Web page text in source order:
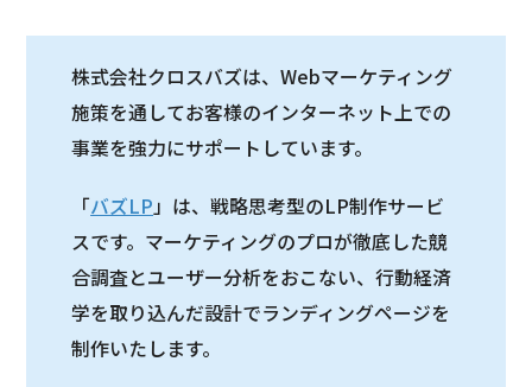
株式会社クロスバズは、Webマーケティング
施策を通してお客様のインターネット上での
事業を強力にサポートしています。
「バズLP 」は、戦略思考型のLP制作サービ
スです。マーケティングのプロが徹底した競
合調査とユーザー分析をおこない、行動経済
学を取り込んだ設計でランディングページを
制作いたします。